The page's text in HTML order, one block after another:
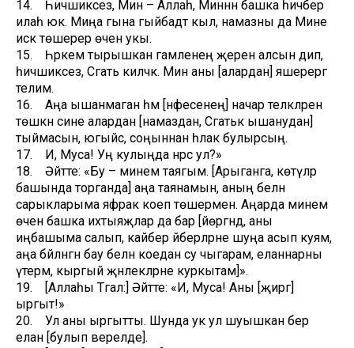
14. Һичшиксез, Мин – Аллаһ, Миннән башка һичбер
илаһ юк. Миңа гына гыйбадәт кыл, намазны да Мине
искә төшерер өчен укы.
15. Һәркем тырышкан гамәленең әҗерен алсын дип,
һичшиксез, Сәгать киләчәк. Мин аны [алардан] яшерергә
телим.
16. Аңа ышанмаган һәм [нәфесенең] начар теләкләренә
төшкән сине алардан [намаздан, Сәгатькә ышанудан]
тыймасын, югыйсә, соңыннан һәлак булырсың.
17. И, Муса! Уң кулыңда нәрсә ул?»
18. Әйтте: «Бу – минем таягым. [Арыганга, көтүләр
башында торганда] аңа таянамын, аның белән
сарыкларыма яфрак коеп төшерәмен. Аңарда минем
өчен башка ихтыяҗлар да бар [йөргәндә, аны
иңбашыма салып, кайбер әйберләрне шуңа асып куям,
аңа бәйләнгән бау белән коедан су чыгарам, еланнарны
үтерәм, кыргый җәнлекләрне куркытам]».
19. [Аллаһы Тәгалә:] Әйтте: «И, Муса! Аны [җиргә]
ыргыт!»
20. Ул аны ыргытты. Шунда ук ул шуышкан бер
елан [булып әверелде].